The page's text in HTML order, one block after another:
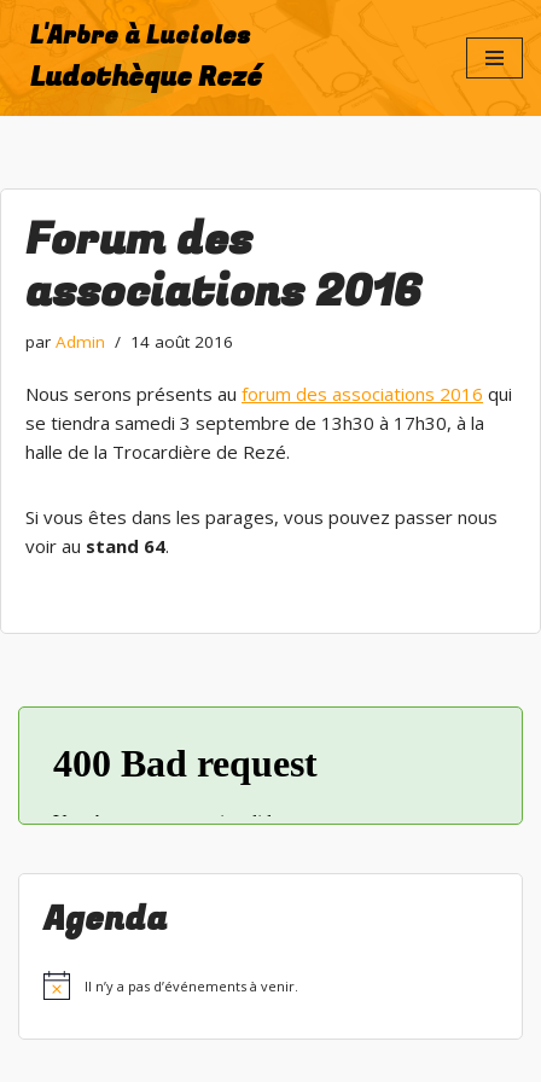
Aller
contenu
L'Arbre à Lucioles
Ludothèque Rezé
Forum des
associations 2016
par Admin 14 août 2016
Nous serons présents au forum des associations 2016 qui
se tiendra samedi 3 septembre de 13h30 à 17h30, à la
halle de la Trocardière de Rezé.
Si vous êtes dans les parages, vous pouvez passer nous
voir au stand 64.
Agenda
Notice Il n’y a pas d’événements à venir.